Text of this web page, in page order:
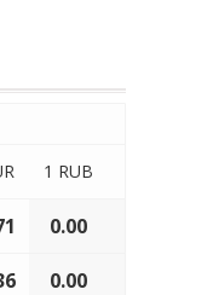
1 RUB
0.00
0.00